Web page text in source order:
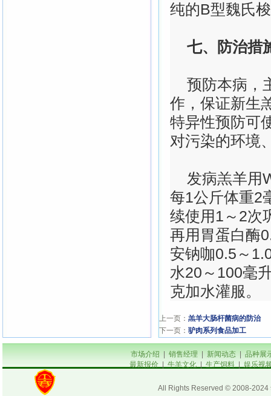
纯的B型魏氏
七、防治措
预防本病，
作，保证新生
特异性预防可
对污染的环境
发病羔羊用
每1公斤体重2
续使用1～2次
再用胃蛋白酶
安钠咖0.5～
水20～100毫
克加水灌服。
上一页： 羔羊大肠杆菌病的防治
下一页： 驴肉系列食品加工
市场介绍 销售经理 新闻动态| 品种展
最新报价
牛羊文化 生产饲料 娱乐视
All Rights Reserved © 2008-2024